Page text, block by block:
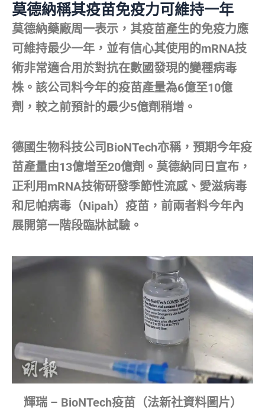
莫德納稱其疫苗免疫力可維持一年
莫德納藥廠周一表示，其疫苗產生的免疫力應
可維持最少一年，並有信心其使用的mRNA技
術非常適合用於對抗在數國發現的變種病毒
株。該公司料今年的疫苗產量為6億至10億
劑，較之前預計的最少5億劑稍增。
德國生物科技公司BioNTech亦稱，預期今年疫
苗產量由13億增至20億劑。莫德納同日宣布，
正利用mRNA技術研發季節性流感、愛滋病毒
和尼帕病毒（Nipah）疫苗，前兩者料今年內
展開第一階段臨牀試驗。
輝瑞 – BioNTech疫苗（法新社資料圖片）